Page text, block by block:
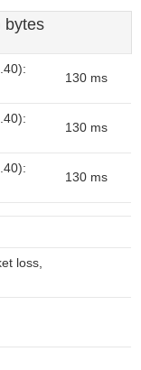
bytes
130 ms
130 ms
130 ms
loss,